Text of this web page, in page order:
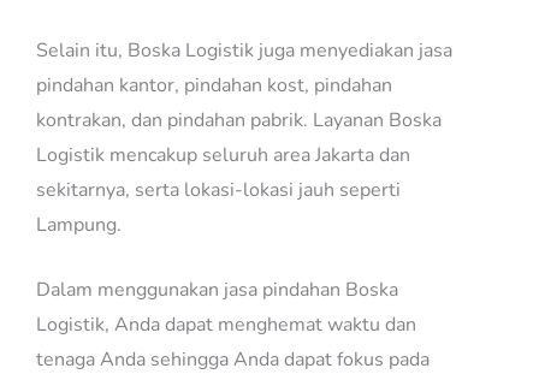
Selain itu, Boska Logistik juga menyediakan jasa
pindahan kantor, pindahan kost, pindahan
kontrakan, dan pindahan pabrik. Layanan Boska
Logistik mencakup seluruh area Jakarta dan
sekitarnya, serta lokasi-lokasi jauh seperti
Lampung.
Dalam menggunakan jasa pindahan Boska
Logistik, Anda dapat menghemat waktu dan
tenaga Anda sehingga Anda dapat fokus pada